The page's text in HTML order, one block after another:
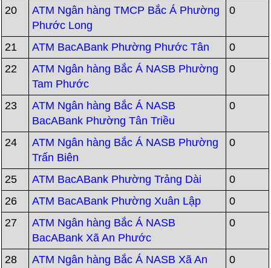
20
ATM Ngân hàng TMCP Bắc Á Phường
Phước Long
0
21 ATM BacABank Phường Phước Tân
0
22
ATM Ngân hàng Bắc Á NASB Phường
Tam Phước
0
23
ATM Ngân hàng Bắc Á NASB
BacABank Phường Tân Triều
0
24
ATM Ngân hàng Bắc Á NASB Phường
Trấn Biên
0
25 ATM BacABank Phường Trảng Dài
0
26
ATM BacABank Phường Xuân Lập
0
27
ATM Ngân hàng Bắc Á NASB
BacABank Xã An Phước
0
28
ATM Ngân hàng Bắc Á NASB Xã An
0